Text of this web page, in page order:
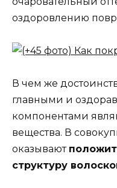
оздоровлению
В чем же
главными и
компонентами
вещества. В
оказывают
структуру